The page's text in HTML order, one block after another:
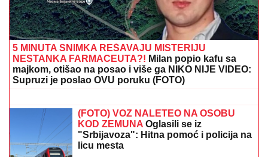
"ŽIVOT KOJI ČUVAM VIŠE OD SVOG"Bojana
Barović se oglasila posebnim razlogom, emocije je
savladale: "Prošlo je 10 godina"
(FOTO) MINI BELA HALJINA I
IZVAJANE NOGEĆerka Goce Tržan
objavila sliku iz provoda, mreže se
usijale
"MNOGO SAM TUŽAN, POČIVAJ U
MIRU"Pevačica umrla nakon borbe sa
leukemijom, imala transplantaciju
koštane srži, pa se stanje pogoršalo:
Emir Habibović se oprostio